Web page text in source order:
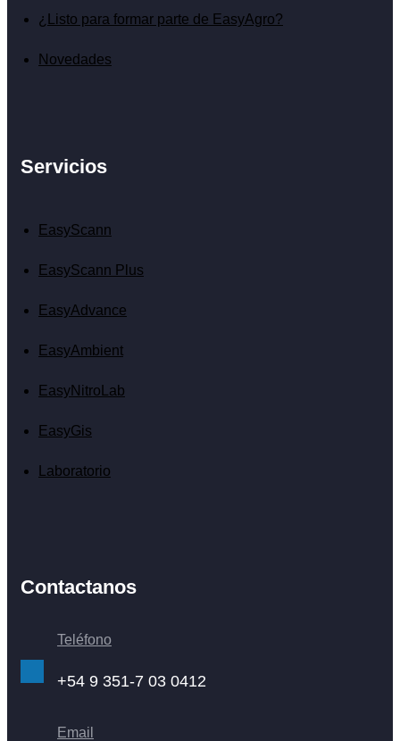
¿Listo para formar parte de EasyAgro?
Novedades
Servicios
EasyScann
EasyScann Plus
EasyAdvance
EasyAmbient
EasyNitroLab
EasyGis
Laboratorio
Contactanos
Teléfono
+54 9 351-7 03 0412
Email